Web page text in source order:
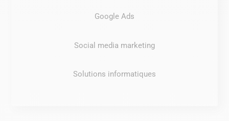
Google Ads
Social media marketing
Solutions informatiques